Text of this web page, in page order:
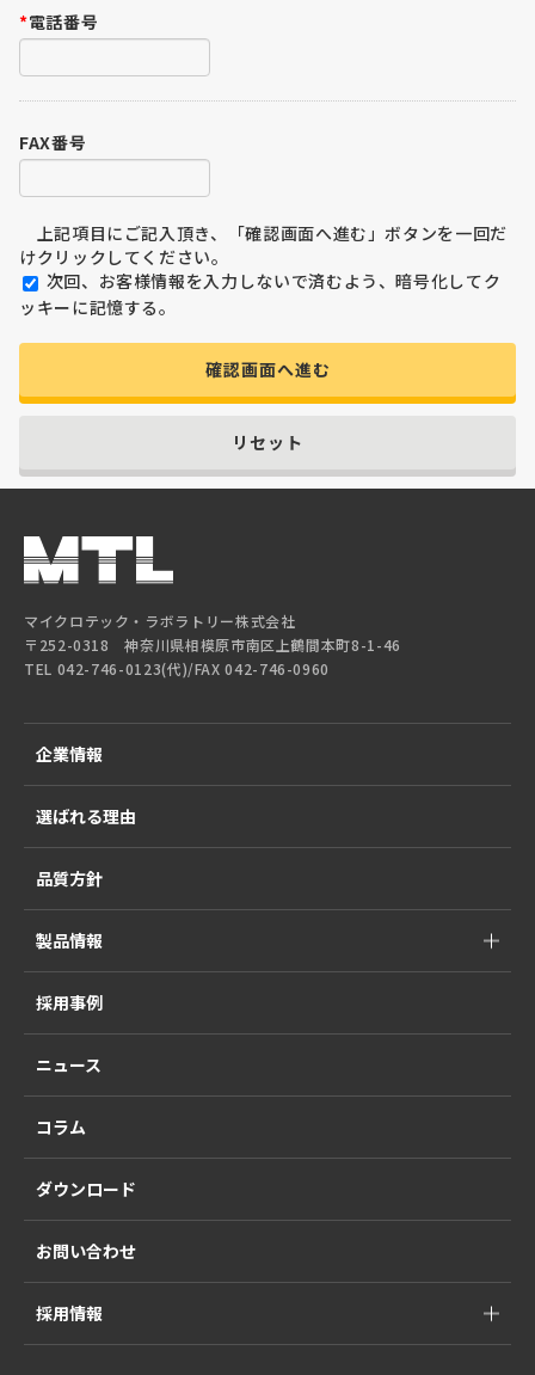
*電話番号
FAX番号
上記項目にご記入頂き、「確認画面へ進む」ボタンを一回だ
けクリックしてください。
ッキーに記憶する。
確認画面へ進む
リセット
マイクロテック・ラボラトリー株式会社
〒252-0318 神奈川県相模原市南区上鶴間本町8-1-46
TEL 042-746-0123(代)/FAX 042-746-0960
企業情報
選ばれる理由
品質方針
製品情報
採用事例
ニュース
コラム
ダウンロード
お問い合わせ
採用情報